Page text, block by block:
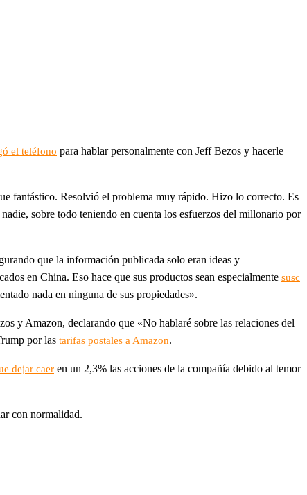
el teléfono para hablar personalmente con Jeff Bezos y hacerle
fantástico. Resolvió el problema muy rápido. Hizo lo correcto. Es
sobre todo teniendo en cuenta los esfuerzos del millonario por
que la información publicada solo eran ideas y
en China. Eso hace que sus productos sean especialmente susc
nada en ninguna de sus propiedades».
y Amazon, declarando que «No hablaré sobre las relaciones del
por las tarifas postales a Amazon.
dejar caer en un 2,3% las acciones de la compañía debido al temor
con normalidad.